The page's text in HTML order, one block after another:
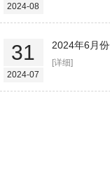
2024-08
31
2024-07
2024年6月
[详细]